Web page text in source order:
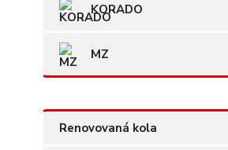
KORADO
MZ
Renovovaná kola